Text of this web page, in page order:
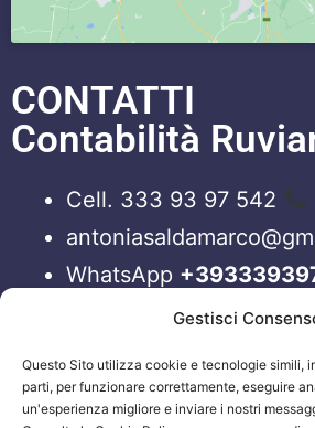
Gestisci
Questo Sito utilizza cookie e tecnologie simili,
parti, per funzionare correttamente, eseguire
un'esperienza migliore e inviare i nostri
CONTATTI
Contabilità
Cell. 333 93 97 542
WhatsApp
ORARI APERTURA UFFICI